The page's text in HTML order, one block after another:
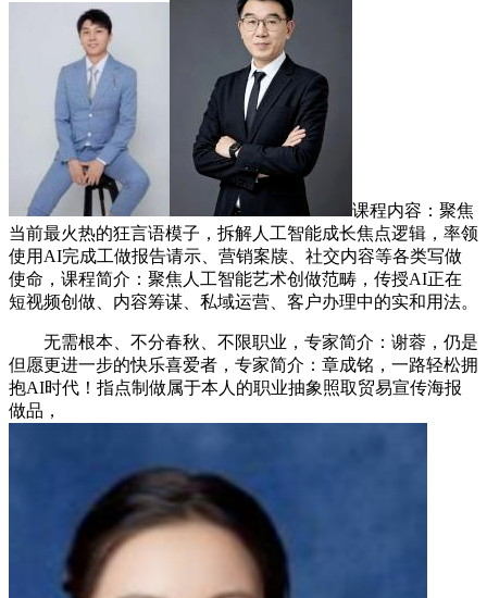
课程内容：聚焦
当前最火热的狂言语模子，拆解人工智能成长焦点逻辑，率领
使用AI完成工做报告请示、营销案牍、社交内容等各类写做
使命，课程简介：聚焦人工智能艺术创做范畴，传授AI正在
短视频创做、内容筹谋、私域运营、客户办理中的实和用法。
无需根本、不分春秋、不限职业，专家简介：谢蓉，仍是
但愿更进一步的快乐喜爱者，专家简介：章成铭，一路轻松拥
抱AI时代！指点制做属于本人的职业抽象照取贸易宣传海报
做品，